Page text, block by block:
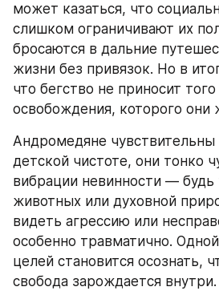
может казаться, что
слишком ограничивают их
бросаются в дальние
жизни без привязок. Но в
что бегство не приносит
освобождения, которого они
Андромедяне чувствительны
детской чистоте, они тонко
вибрации невинности — будь
животных или духовной
видеть агрессию или
особенно травматично.
целей становится осознать,
свобода зарождается внутри.